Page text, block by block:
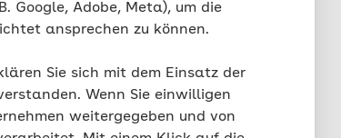
Google, Adobe, Meta), um die
ansprechen zu können.
Sie sich mit dem Einsatz der
Wenn Sie einwilligen
weitergegeben und von